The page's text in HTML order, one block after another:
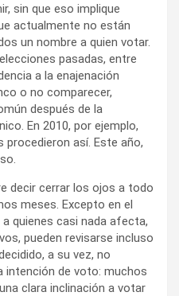
sin que eso implique
actualmente no están
un nombre a quien votar.
pasadas, entre
a la enajenación
o no comparecer,
después de la
En 2010, por ejemplo,
procedieron así. Este año,
decir cerrar los ojos a todo
meses. Excepto en el
quienes casi nada afecta,
pueden revisarse incluso
a su vez, no
intención de voto: muchos
clara inclinación a votar